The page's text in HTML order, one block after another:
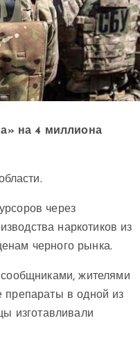
на 4 миллиона
через
наркотиков из
черного рынка.
жителями
препараты в одной из
изготавливали